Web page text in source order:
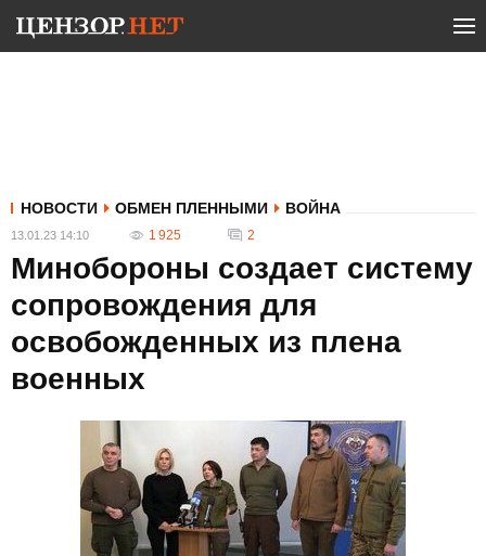
НОВОСТИ ОБМЕН ПЛЕННЫМИ ВОЙНА
13.01.23 14:10 1 925 2
Минобороны создает систему
сопровождения для
освобожденных из плена
военных